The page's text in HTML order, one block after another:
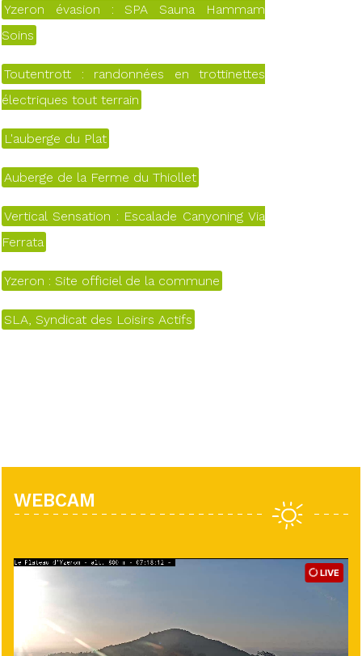
Yzeron évasion : SPA Sauna Hammam
Soins
Toutentrott : randonnées en trottinettes
électriques tout terrain
L'auberge du Plat
Auberge de la Ferme du Thiollet
Vertical Sensation : Escalade Canyoning Via
Ferrata
Yzeron : Site officiel de la commune
SLA, Syndicat des Loisirs Actifs
WEBCAM